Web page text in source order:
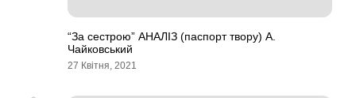
“За сестрою” АНАЛІЗ (паспорт твору) А.
Чайковський
27 Квітня, 2021